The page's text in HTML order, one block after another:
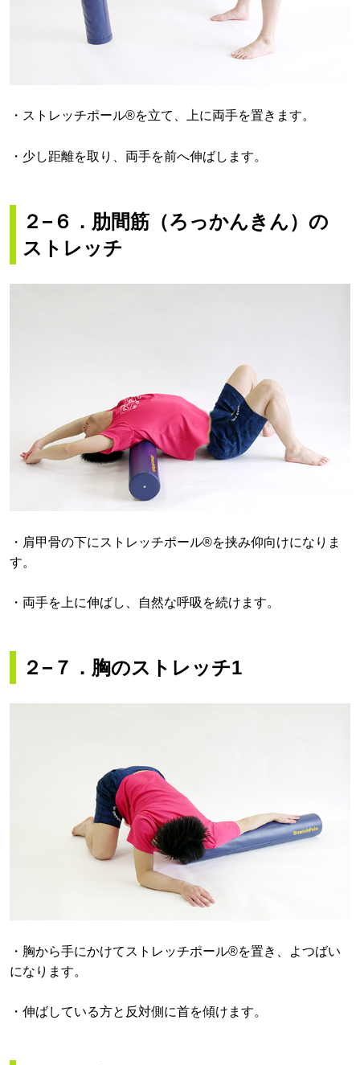
・ストレッチポール®を立て、上に両手を置きます。
・少し距離を取り、両手を前へ伸ばします。
２−６．肋間筋（ろっかんきん）の
ストレッチ
・肩甲骨の下にストレッチポール®を挟み仰向けになりま
す。
・両手を上に伸ばし、自然な呼吸を続けます。
２−７．胸のストレッチ1
・胸から手にかけてストレッチポール®を置き、よつばい
になります。
・伸ばしている方と反対側に首を傾けます。